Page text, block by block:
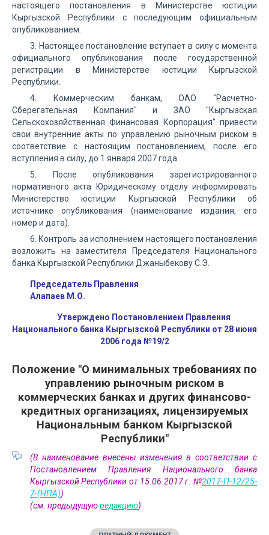
настоящего постановления в Министерстве юстиции
Кыргызской Республики с последующим официальным
опубликованием.
3. Настоящее постановление вступает в силу с момента
официального опубликования после государственной
регистрации в Министерстве юстиции Кыргызской
Республики.
4. Коммерческим банкам, ОАО "Расчетно-
Сберегательная Компания" и ЗАО "Кыргызская
Сельскохозяйственная Финансовая Корпорация" привести
свои внутренние акты по управлению рыночным риском в
соответствие с настоящим постановлением, после его
вступления в силу, до 1 января 2007 года.
5. После опубликования зарегистрированного
нормативного акта Юридическому отделу информировать
Министерство юстиции Кыргызской Республики об
источнике опубликования (наименование издания, его
номер и дата).
6. Контроль за исполнением настоящего постановления
возложить на заместителя Председателя Национального
банка Кыргызской Республики Джаныбекову С.Э.
Председатель Правления
Алапаев М.О.
Утверждено Постановлением Правления
Национального банка Кыргызской Республики от 28 июня
2006 года №19/2
Положение "О минимальных требованиях по
управлению рыночным риском в
коммерческих банках и других финансово-
кредитных организациях, лицензируемых
Национальным банком Кыргызской
Республики"
(В наименование внесены изменения в соответствии с
Постановлением Правления Национального банка
Кыргызской Республики от 15.06.2017 г. №2017-П-12/25-
7-(НПА))
(см. предыдущуюредакцию)